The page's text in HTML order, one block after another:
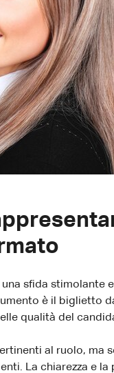
sfida stimolante
è il biglietto
qualità del
al ruolo, ma
La chiarezza e